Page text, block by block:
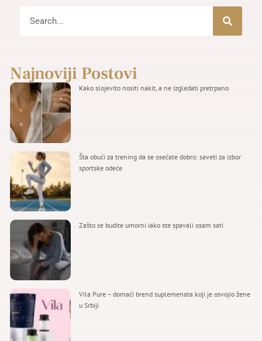
Najnoviji Postovi
Kako slojevito nositi nakit, a ne izgledati pretrpano
Šta obući za trening da se osećate dobro: saveti za izbor
sportske odeće
Zašto se budite umorni iako ste spavali osam sati
Vila Pure – domaći brend suplemenata koji je osvojio žene
u Srbiji